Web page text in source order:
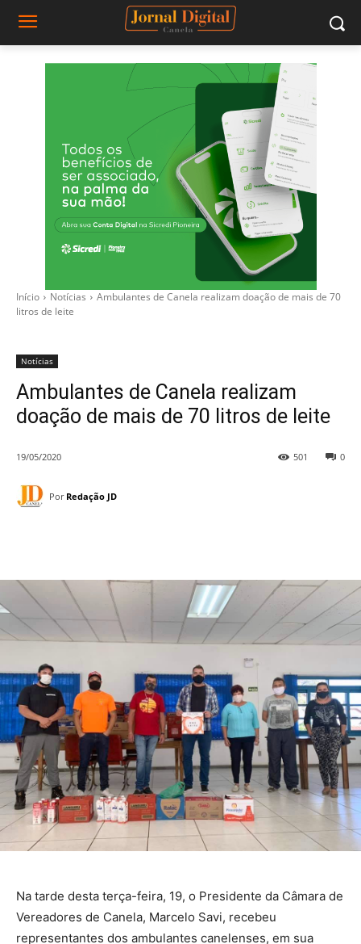
Início Notícias
Ambulantes de Canela realizam doação de mais de 70
litros de leite
Notícias
Ambulantes de Canela realizam
doação de mais de 70 litros de leite
19/05/2020 0
501
Por Redação JD
Na tarde desta terça-feira, 19, o Presidente da Câmara de
Vereadores de Canela, Marcelo Savi, recebeu
representantes dos ambulantes canelenses, em sua